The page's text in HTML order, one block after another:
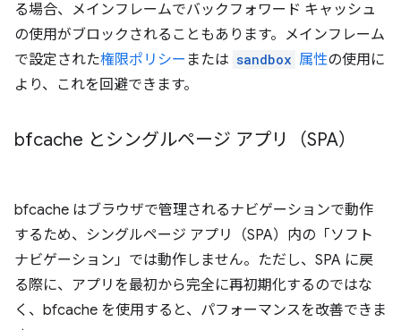
る場合、メインフレームでバックフォワード キャッシュ
の使用がブロックされることもあります。メインフレーム
で設定された権限ポリシー または sandbox 属性の使用に
より、これを回避できます。
bfcache とシングルページ アプリ（SPA）
bfcache はブラウザで管理されるナビゲーションで動作
するため、シングルページ アプリ（SPA）内の「ソフト
ナビゲーション」では動作しません。ただし、SPA に戻
る際に、アプリを最初から完全に再初期化するのではな
く、bfcache を使用すると、パフォーマンスを改善できま